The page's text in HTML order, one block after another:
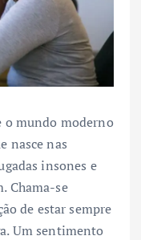
o mundo moderno
nasce nas
insones e
Chama-se
de estar sempre
Um sentimento